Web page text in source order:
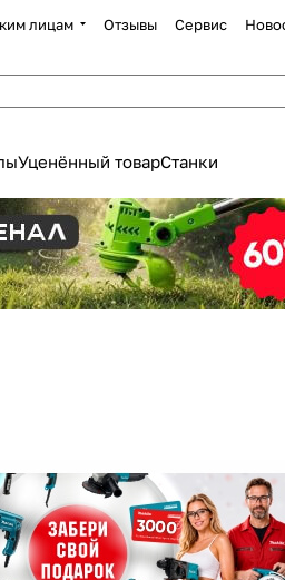
лицам Отзывы Сервис
Уценённый товарСтанки